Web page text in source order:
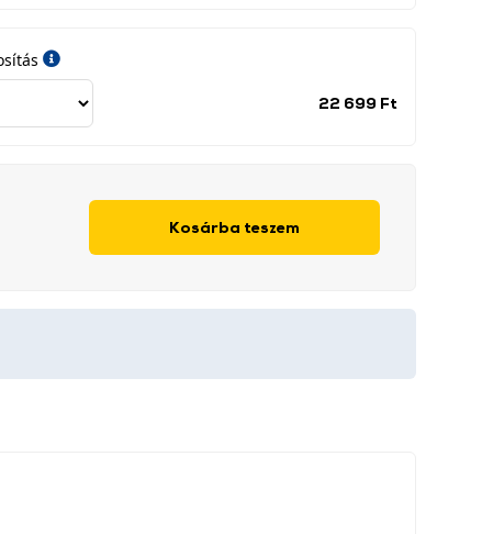
időszak
22 699 Ft
Kosárba teszem